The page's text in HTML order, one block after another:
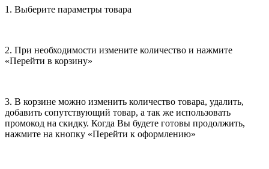
1. Выберите параметры товара
2. При необходимости измените количество и нажмите
«Перейти в корзину»
3. В корзине можно изменить количество товара, удалить,
добавить сопутствующий товар, а так же использовать
промокод на скидку. Когда Вы будете готовы продолжить,
нажмите на кнопку «Перейти к оформлению»